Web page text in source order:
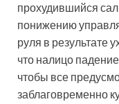
прохудившийся
понижению
руля в результате
что налицо
чтобы все
заблаговременно